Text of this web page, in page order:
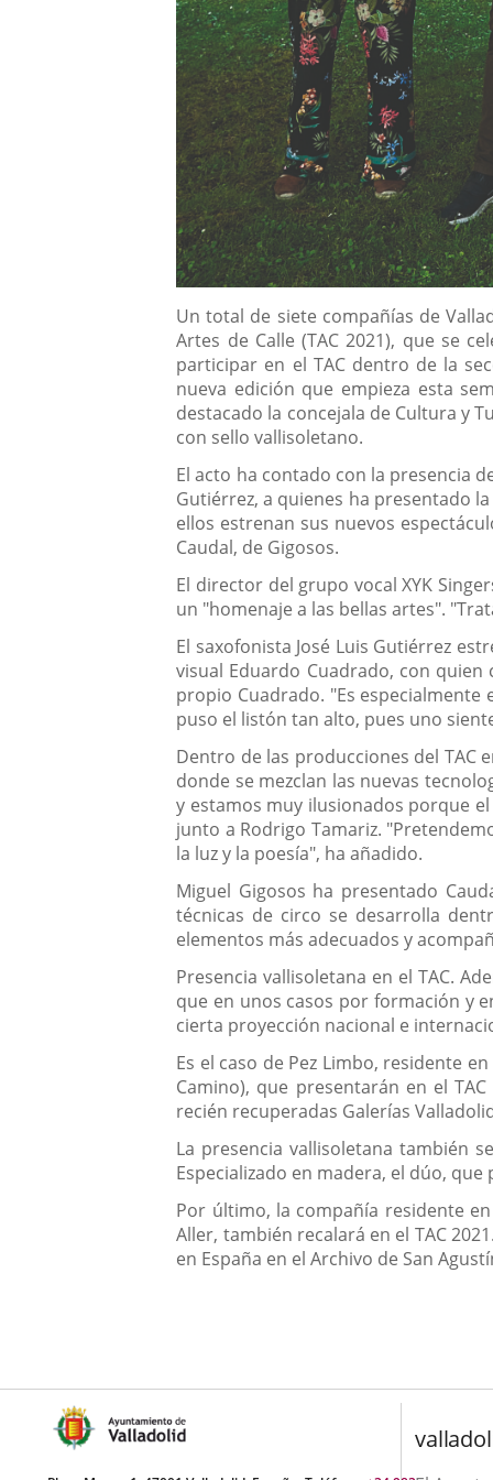
Content
Un total de siete compañías de
Artes de Calle (TAC 2021), que se
participar en el TAC dentro de la
nueva edición que empieza esta
destacado la concejala de Cultura y
con sello vallisoletano.
El acto ha contado con la presencia
Gutiérrez, a quienes ha presentado
ellos estrenan sus nuevos
Caudal, de Gigosos.
El director del grupo vocal XYK
un "homenaje a las bellas artes".
El saxofonista José Luis Gutiérrez
visual Eduardo Cuadrado, con
propio Cuadrado. "Es
puso el listón tan alto, pues uno
Dentro de las producciones del TAC
donde se mezclan las nuevas
y estamos muy ilusionados porque
junto a Rodrigo Tamariz.
la luz y la poesía", ha añadido.
Miguel Gigosos ha presentado
técnicas de circo se desarrolla
elementos más adecuados y
Presencia vallisoletana en el TAC.
que en unos casos por formación y
cierta proyección nacional e
Es el caso de Pez Limbo, residente
Camino), que presentarán en el
recién recuperadas Galerías
La presencia vallisoletana también
Especializado en madera, el dúo,
Por último, la compañía residente
Aller, también recalará en el TAC
en España en el Archivo de San